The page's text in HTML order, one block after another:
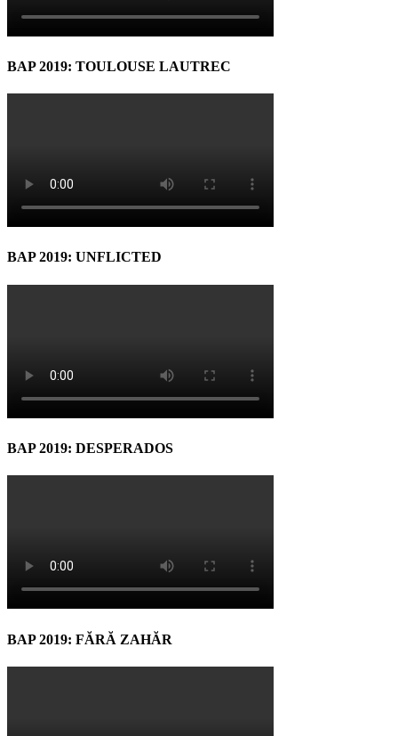
BAP 2019: TOULOUSE LAUTREC
BAP 2019: UNFLICTED
BAP 2019: DESPERADOS
BAP 2019: FĂRĂ ZAHĂR